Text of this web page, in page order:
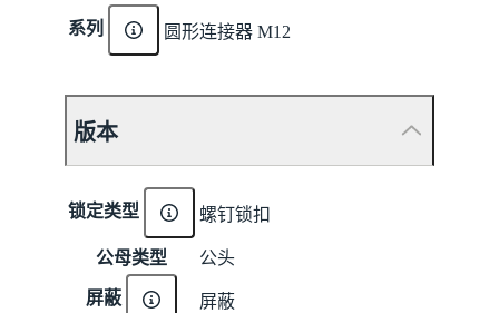
系列 圆形连接器 M12
版本
锁定类型 螺钉锁扣
公母类型 公头
屏蔽 屏蔽